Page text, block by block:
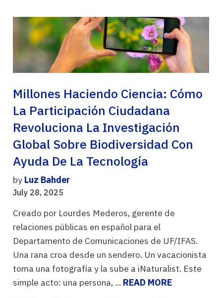
Millones Haciendo Ciencia: Cómo
La Participación Ciudadana
Revoluciona La Investigación
Global Sobre Biodiversidad Con
Ayuda De La Tecnología
by Luz Bahder
July 28, 2025
Creado por Lourdes Mederos, gerente de
relaciones públicas en español para el
Departamento de Comunicaciones de UF/IFAS.
Una rana croa desde un sendero. Un vacacionista
toma una fotografía y la sube a iNaturalist. Este
simple acto: una persona, ... READ MORE